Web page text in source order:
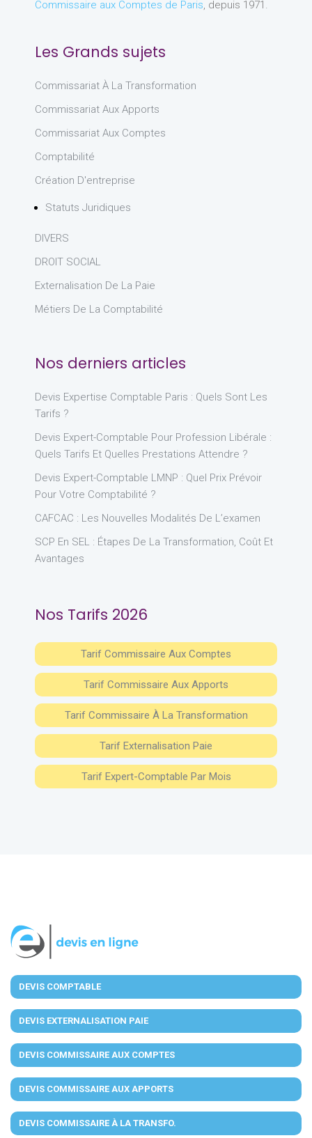
Commissaire aux Comptes de Paris , depuis 1971.
Les Grands sujets
Commissariat À La Transformation
Commissariat Aux Apports
Commissariat Aux Comptes
Comptabilité
Création D'entreprise
Statuts Juridiques
DIVERS
DROIT SOCIAL
Externalisation De La Paie
Métiers De La Comptabilité
Nos derniers articles
Devis Expertise Comptable Paris : Quels Sont Les
Tarifs ?
Devis Expert-Comptable Pour Profession Libérale :
Quels Tarifs Et Quelles Prestations Attendre ?
Devis Expert-Comptable LMNP : Quel Prix Prévoir
Pour Votre Comptabilité ?
CAFCAC : Les Nouvelles Modalités De L’examen
SCP En SEL : Étapes De La Transformation, Coût Et
Avantages
Nos Tarifs 2026
Tarif Commissaire Aux Comptes
Tarif Commissaire Aux Apports
Tarif Commissaire À La Transformation
Tarif Externalisation Paie
Tarif Expert-Comptable Par Mois
DEVIS COMPTABLE
DEVIS EXTERNALISATION PAIE
DEVIS COMMISSAIRE AUX COMPTES
DEVIS COMMISSAIRE AUX APPORTS
DEVIS COMMISSAIRE À LA TRANSFO.